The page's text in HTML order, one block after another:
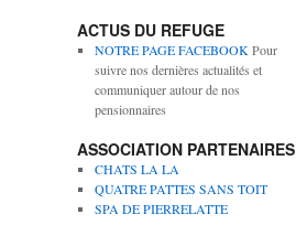
ACTUS DU REFUGE
NOTRE PAGE FACEBOOK Pour
suivre nos dernières actualités et
communiquer autour de nos
pensionnaires
ASSOCIATION PARTENAIRES
CHATS LA LA
QUATRE PATTES SANS TOIT
SPA DE PIERRELATTE